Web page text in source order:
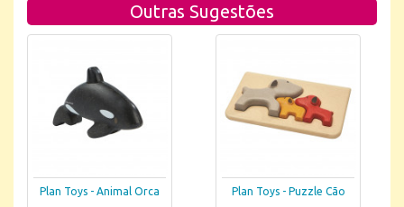
Outras Sugestões
Plan Toys - Animal Orca Plan Toys - Puzzle Cão